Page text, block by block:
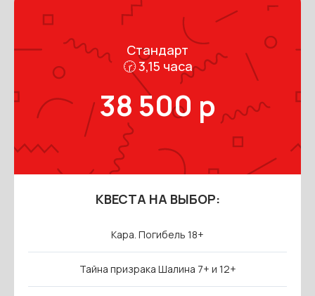
Стандарт
🕝 3,15 часа
38 500 р
КВЕСТА НА ВЫБОР:
Кара. Погибель 18+
Тайна призрака Шалина 7+ и 12+